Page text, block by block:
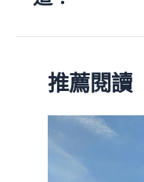
推薦閱讀